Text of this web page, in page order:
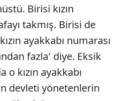
Birisi kızın
takmış. Birisi de
ayakkabı numarası
fazla' diye. Eksik
o kızın ayakkabı
devleti yönetenlerin